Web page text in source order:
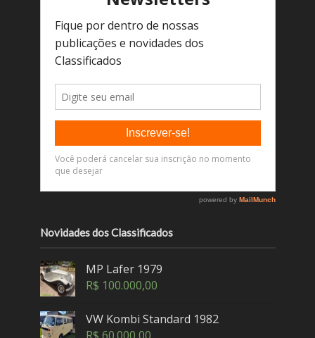
Novidades dos Classificados
MP Lafer 1979
R$ 100.000,00
VW Kombi Standard 1982